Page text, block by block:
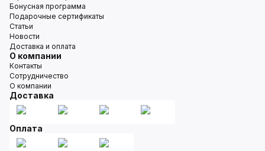
Бонусная программа
Подарочные сертификаты
Статьи
Новости
Доставка и оплата
О компании
Контакты
Сотрудничество
О компании
Доставка
Оплата